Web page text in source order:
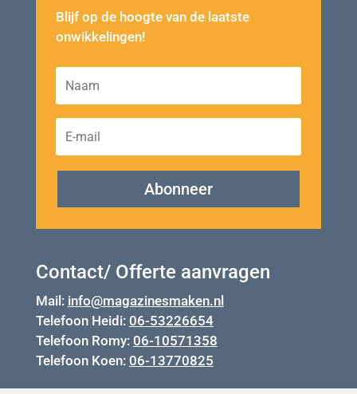
Blijf op de hoogte van de laatste
onwikkelingen!
Abonneer
Contact/ Offerte aanvragen
Mail: info@magazinesmaken.nl
Telefoon Heidi: 06-53226654
Telefoon Romy: 06-10571358
Telefoon Koen: 06-13770825